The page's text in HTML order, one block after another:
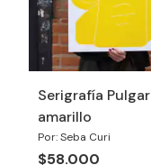
Serigrafía Pulgar
amarillo
Por: Seba Curi
$58.000